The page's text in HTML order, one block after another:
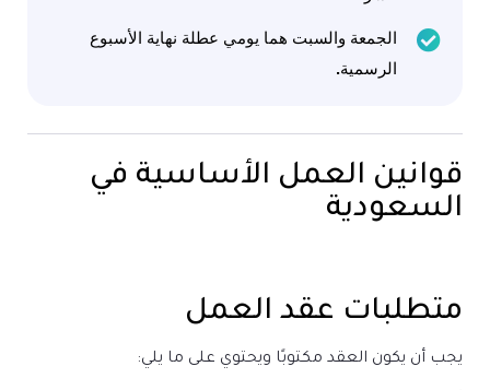
الجمعة والسبت هما يومي عطلة نهاية الأسبوع
الرسمية.
قوانين العمل الأساسية في
السعودية
متطلبات عقد العمل
يجب أن يكون العقد مكتوبًا ويحتوي على ما يلي: